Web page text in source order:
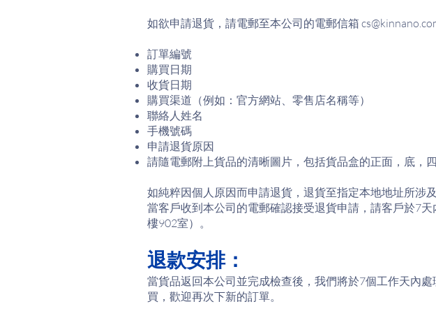
如欲申請退貨，請電郵至本公司的電郵信箱
訂單編號
購買日期
收貨日期
購買渠道（例如：官方網站、零售店名稱等）
聯絡人姓名
手機號碼
申請退貨原因
請隨電郵附上貨品的清晰圖片，包括貨品盒的正面，底，四
如純粹因個人原因而申請退貨，退貨至指定本地地址所涉
當客戶收到本公司的電郵確認接受退貨申請，請客戶於7
樓902室）。
退款安排：
當貨品返回本公司並完成檢查後，我們將於7個工作天內
買，歡迎再次下新的訂單。